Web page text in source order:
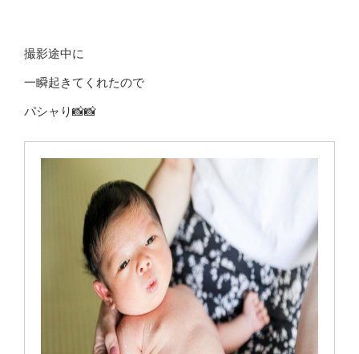
撮影途中に
一瞬起きてくれたので
パシャり📸📸